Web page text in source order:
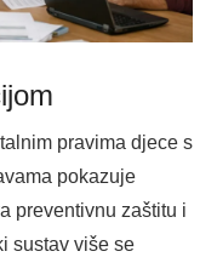
pravima djece s
pokazuje
preventivnu zaštitu i
sustav više se